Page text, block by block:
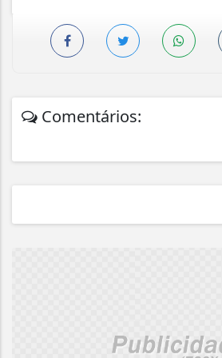
Comentários: